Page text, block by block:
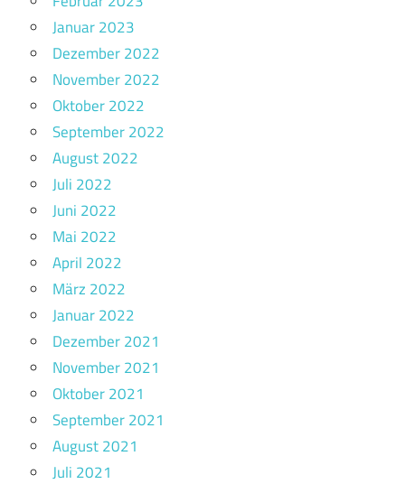
Januar 2023
Dezember 2022
November 2022
Oktober 2022
September 2022
August 2022
Juli 2022
Juni 2022
Mai 2022
April 2022
März 2022
Januar 2022
Dezember 2021
November 2021
Oktober 2021
September 2021
August 2021
Juli 2021